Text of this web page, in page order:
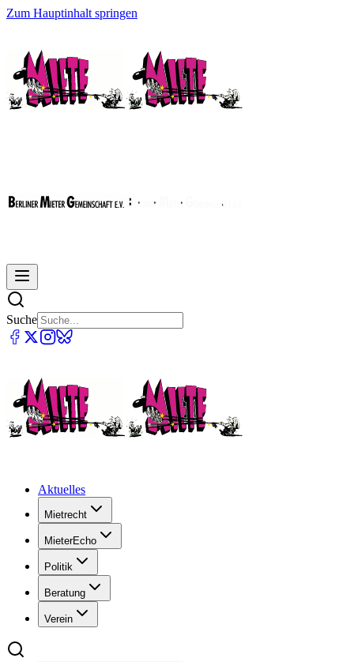
Zum Hauptinhalt springen
Suche
Aktuelles
Mietrecht
MieterEcho
Politik
Beratung
Verein